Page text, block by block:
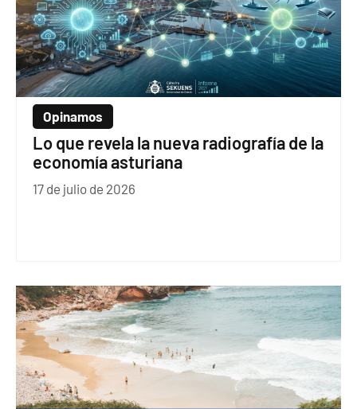
Opinamos
Lo que revela la nueva radiografía de la
economía asturiana
17 de julio de 2026